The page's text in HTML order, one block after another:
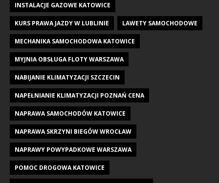
INSTALACJE GAZOWE KATOWICE
KURS PRAWA JAZDY W LUBLINIE LAWETY SAMOCHODOWE
MECHANIKA SAMOCHODOWA KATOWICE
MYJNIA OBSŁUGA FLOTY WARSZAWA
NABIJANIE KLIMATYZACJI SZCZECIN
NAPEŁNIANIE KLIMATYZACJI POZNAŃ CENA
NAPRAWA SAMOCHODÓW KATOWICE
NAPRAWA SKRZYNI BIEGÓW WROCŁAW
NAPRAWY POWYPADKOWE WARSZAWA
POMOC DROGOWA KATOWICE